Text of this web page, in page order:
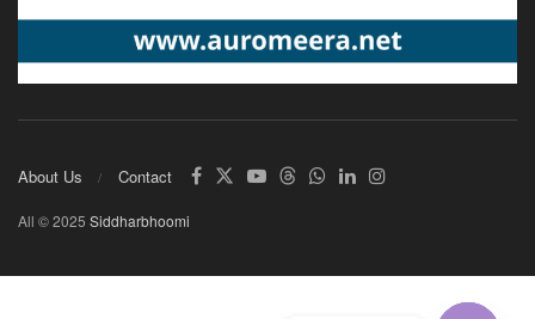
About Us Contact
All © 2025 Siddharbhoomi